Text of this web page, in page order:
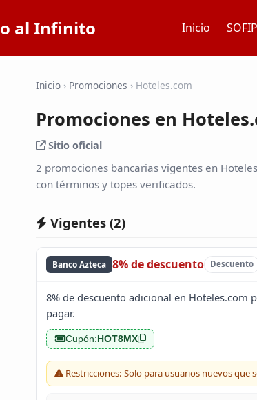
al Infinito Inicio
Inicio › Promociones › Hoteles.com
Promociones en
Sitio oficial
2 promociones bancarias vigentes en
con términos y topes verificados.
Vigentes (2)
Banco Azteca 8% de descuento Descuento
8% de descuento adicional en Hoteles.com
pagar.
Cupón: HOT8MX
Restricciones: Solo para usuarios nuevos que